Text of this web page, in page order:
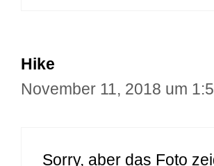
Hike
November 11, 2018 um
Sorry, aber das Foto